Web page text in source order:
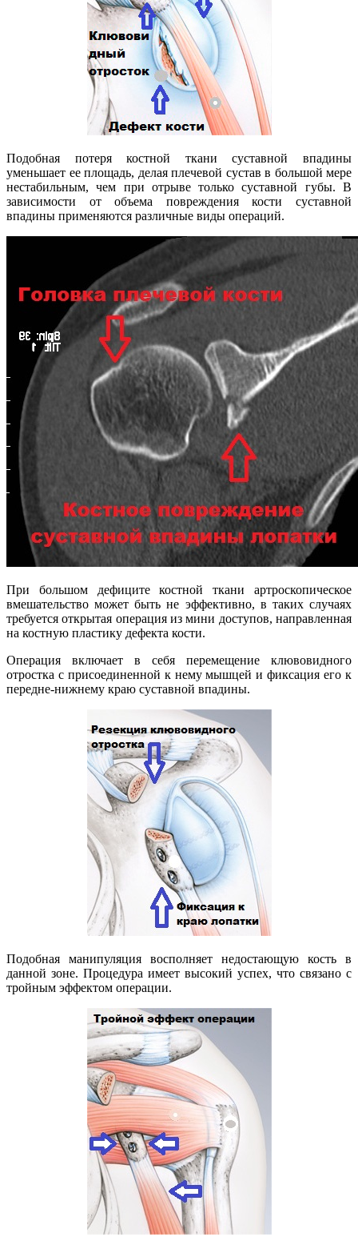
Подобная потеря костной ткани суставной впадины
уменьшает ее площадь, делая плечевой сустав в большой мере
нестабильным, чем при отрыве только суставной губы. В
зависимости от объема повреждения кости суставной
впадины применяются различные виды операций.
При большом дефиците костной ткани артроскопическое
вмешательство может быть не эффективно, в таких случаях
требуется открытая операция из мини доступов, направленная
на костную пластику дефекта кости.
Операция включает в себя перемещение клювовидного
отростка с присоединенной к нему мышцей и фиксация его к
передне-нижнему краю суставной впадины.
Подобная манипуляция восполняет недостающую кость в
данной зоне. Процедура имеет высокий успех, что связано с
тройным эффектом операции.